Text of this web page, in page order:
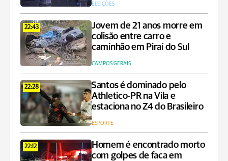
ELEIÇÕES
22:43
Jovem de 21 anos morre em
colisão entre carro e
caminhão em Piraí do Sul
CAMPOS GERAIS
22:28
Santos é dominado pelo
Athletico-PR na Vila e
estaciona no Z4 do Brasileiro
ESPORTE
22:12
Homem é encontrado morto
com golpes de faca em